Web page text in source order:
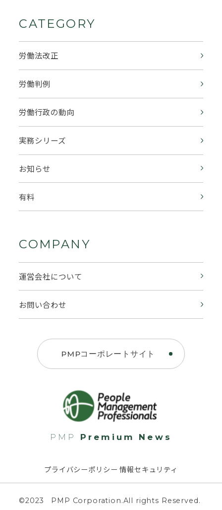
CATEGORY
労働法改正
労働判例
労働行政の動向
実務シリーズ
お知らせ
有料
COMPANY
運営会社について
お問い合わせ
PMPコーポレートサイト
PMP Premium News
プライバシーポリシー 情報セキュリティ
©2023 PMP Corporation.All rights Reserved.